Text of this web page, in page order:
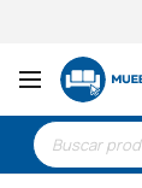
Búsqueda
de
productos